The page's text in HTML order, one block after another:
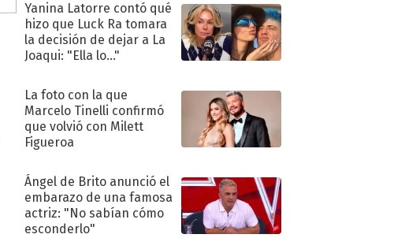
Yanina Latorre contó qué
hizo que Luck Ra tomara
la decisión de dejar a La
Joaqui: "Ella lo..."
La foto con la que
Marcelo Tinelli confirmó
que volvió con Milett
Figueroa
Ángel de Brito anunció el
embarazo de una famosa
actriz: "No sabían cómo
esconderlo"